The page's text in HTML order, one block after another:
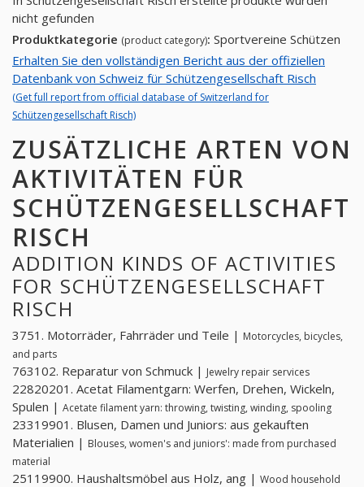
nicht gefunden
Produktkategorie (product category): Sportvereine Schützen
Erhalten Sie den vollständigen Bericht aus der offiziellen
Datenbank von Schweiz für Schützengesellschaft Risch
(Get full report from official database of Switzerland for
Schützengesellschaft Risch)
ZUSÄTZLICHE ARTEN VON
AKTIVITÄTEN FÜR
SCHÜTZENGESELLSCHAFT
RISCH
ADDITION KINDS OF ACTIVITIES
FOR SCHÜTZENGESELLSCHAFT
RISCH
3751. Motorräder, Fahrräder und Teile | Motorcycles, bicycles,
and parts
763102. Reparatur von Schmuck | Jewelry repair services
22820201. Acetat Filamentgarn: Werfen, Drehen, Wickeln,
Spulen | Acetate filament yarn: throwing, twisting, winding, spooling
23319901. Blusen, Damen und Juniors: aus gekauften
Materialien | Blouses, women's and juniors': made from purchased
material
25119900. Haushaltsmöbel aus Holz, ang | Wood household